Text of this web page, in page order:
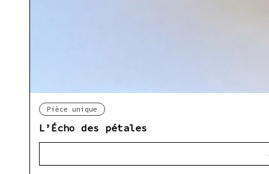
Pièce unique
L’Écho des pétales